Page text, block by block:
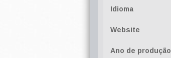
Idioma
Website
Ano de produção